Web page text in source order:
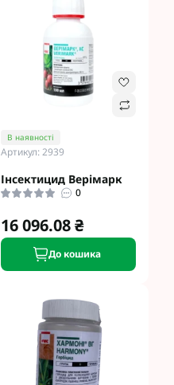
В наявності
Артикул: 2939
Інсектицид Верімарк
0
16 096.08 ₴
До кошика